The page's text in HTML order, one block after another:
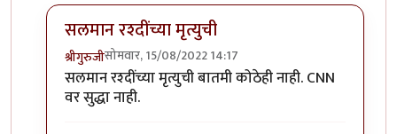
सलमान रश्दींच्या मृत्युची
श्रीगुरुजीसोमवार, 15/08/2022 14:17
In reply toविश्व प्रख्यात लेखक "सलमानbyडँबिस००७
सलमान रश्दींच्या मृत्युची बातमी कोठेही नाही. CNN
वर सुद्धा नाही.